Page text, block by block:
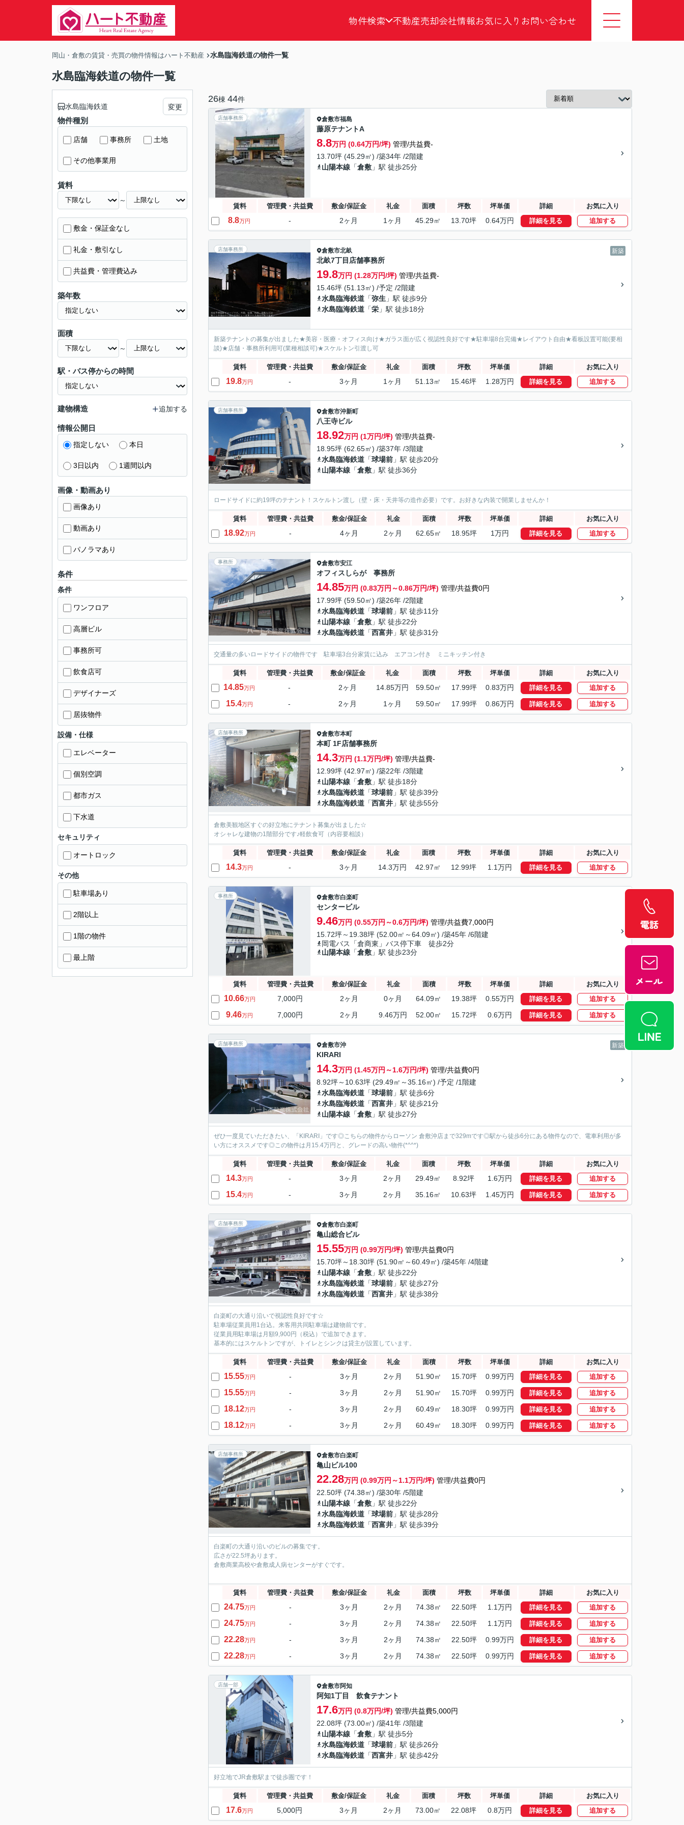
物件検索 不動産売却会社情報お気に入り お問い合わせ
岡山・倉敷の賃貸・売買の物件情報はハート不動産 水島臨海鉄道の物件一覧
水島臨海鉄道の物件一覧
26棟 44件
店舗事務所 倉敷市福島
藤原テナントA
8.8万円 (0.64万円/坪) 管理/共益費-
13.70坪 (45.29㎡) /築34年 /2階建
山陽本線 「倉敷 」駅 徒歩25分
賃料 管理費・共益費 敷金/保証金 礼金 面積 坪数 坪単価 詳細 お気に入り
8.8万円 - 2ヶ月 1ヶ月 45.29㎡ 13.70坪 0.64万円 詳細を見る 追加する
店舗事務所 新築
倉敷市北畝
北畝7丁目店舗事務所
19.8万円 (1.28万円/坪) 管理/共益費-
15.46坪 (51.13㎡) /予定 /2階建
水島臨海鉄道 「弥生 」駅 徒歩9分
水島臨海鉄道 「栄 」駅 徒歩18分
新築テナントの募集が出ました★美容・医療・オフィス向け★ガラス面が広く視認性良好です★駐車場8台完備★レイアウト自由★看板設置可能(要相
談)★店舗・事務所利用可(業種相談可)★スケルトン引渡し可
賃料 管理費・共益費 敷金/保証金 礼金 面積 坪数 坪単価 詳細 お気に入り
19.8万円 - 3ヶ月 1ヶ月 51.13㎡ 15.46坪 1.28万円 詳細を見る 追加する
店舗事務所 倉敷市沖新町
八王寺ビル
18.92万円 (1万円/坪) 管理/共益費-
18.95坪 (62.65㎡) /築37年 /3階建
水島臨海鉄道 「球場前 」駅 徒歩20分
山陽本線 「倉敷 」駅 徒歩36分
ロードサイドに約19坪のテナント！スケルトン渡し（壁・床・天井等の造作必要）です。お好きな内装で開業しませんか！
賃料 管理費・共益費 敷金/保証金 礼金 面積 坪数 坪単価 詳細 お気に入り
18.92万円 - 4ヶ月 2ヶ月 62.65㎡ 18.95坪 1万円 詳細を見る 追加する
事務所 倉敷市安江
オフィスしらが 事務所
14.85万円 (0.83万円～0.86万円/坪) 管理/共益費0円
17.99坪 (59.50㎡) /築26年 /2階建
水島臨海鉄道 「球場前 」駅 徒歩11分
山陽本線 「倉敷 」駅 徒歩22分
水島臨海鉄道 「西富井 」駅 徒歩31分
交通量の多いロードサイドの物件です 駐車場3台分家賃に込み エアコン付き ミニキッチン付き
賃料 管理費・共益費 敷金/保証金 礼金 面積 坪数 坪単価 詳細 お気に入り
14.85万円 - 2ヶ月 14.85万円 59.50㎡ 17.99坪 0.83万円 詳細を見る 追加する
15.4万円 - 2ヶ月 1ヶ月 59.50㎡ 17.99坪 0.86万円 詳細を見る 追加する
店舗事務所 倉敷市本町
本町 1F店舗事務所
14.3万円 (1.1万円/坪) 管理/共益費-
12.99坪 (42.97㎡) /築22年 /3階建
山陽本線 「倉敷 」駅 徒歩18分
水島臨海鉄道 「球場前 」駅 徒歩39分
水島臨海鉄道 「西富井 」駅 徒歩55分
倉敷美観地区すぐの好立地にテナント募集が出ました☆
オシャレな建物の1階部分です♪軽飲食可（内容要相談）
賃料 管理費・共益費 敷金/保証金 礼金 面積 坪数 坪単価 詳細 お気に入り
14.3万円 - 3ヶ月 14.3万円 42.97㎡ 12.99坪 1.1万円 詳細を見る 追加する
事務所 倉敷市白楽町
センタービル
9.46万円 (0.55万円～0.6万円/坪) 管理/共益費7,000円
15.72坪～19.38坪 (52.00㎡～64.09㎡) /築45年 /6階建
岡電バス「倉商東」バス停下車 徒歩2分
山陽本線 「倉敷 」駅 徒歩23分
賃料 管理費・共益費 敷金/保証金 礼金 面積 坪数 坪単価 詳細 お気に入り
10.66万円 7,000円 2ヶ月 0ヶ月 64.09㎡ 19.38坪 0.55万円 詳細を見る 追加する
9.46万円 7,000円 2ヶ月 9.46万円 52.00㎡ 15.72坪 0.6万円 詳細を見る 追加する
店舗事務所 新築
倉敷市沖
KIRARI
14.3万円 (1.45万円～1.6万円/坪) 管理/共益費0円
8.92坪～10.63坪 (29.49㎡～35.16㎡) /予定 /1階建
水島臨海鉄道 「球場前 」駅 徒歩6分
水島臨海鉄道 「西富井 」駅 徒歩21分
山陽本線 「倉敷 」駅 徒歩27分
ぜひ一度見ていただきたい、「KIRARI」です◎こちらの物件からローソン 倉敷沖店まで329mです◎駅から徒歩6分にある物件なので、電車利用が多
い方にオススメです◎この物件は月15.4万円と、グレードの高い物件(*^^*)
賃料 管理費・共益費 敷金/保証金 礼金 面積 坪数 坪単価 詳細 お気に入り
14.3万円 - 3ヶ月 2ヶ月 29.49㎡ 8.92坪 1.6万円 詳細を見る 追加する
15.4万円 - 3ヶ月 2ヶ月 35.16㎡ 10.63坪 1.45万円 詳細を見る 追加する
店舗事務所 倉敷市白楽町
亀山総合ビル
15.55万円 (0.99万円/坪) 管理/共益費0円
15.70坪～18.30坪 (51.90㎡～60.49㎡) /築45年 /4階建
山陽本線 「倉敷 」駅 徒歩22分
水島臨海鉄道 「球場前 」駅 徒歩27分
水島臨海鉄道 「西富井 」駅 徒歩38分
白楽町の大通り沿いで視認性良好です☆
駐車場従業員用1台込。来客用共同駐車場は建物前です。
従業員用駐車場は月額9,900円（税込）で追加できます。
基本的にはスケルトンですが、トイレとシンクは貸主が設置しています。
賃料 管理費・共益費 敷金/保証金 礼金 面積 坪数 坪単価 詳細 お気に入り
15.55万円 - 3ヶ月 2ヶ月 51.90㎡ 15.70坪 0.99万円 詳細を見る 追加する
15.55万円 - 3ヶ月 2ヶ月 51.90㎡ 15.70坪 0.99万円 詳細を見る 追加する
18.12万円 - 3ヶ月 2ヶ月 60.49㎡ 18.30坪 0.99万円 詳細を見る 追加する
18.12万円 - 3ヶ月 2ヶ月 60.49㎡ 18.30坪 0.99万円 詳細を見る 追加する
店舗事務所 倉敷市白楽町
亀山ビル100
22.28万円 (0.99万円～1.1万円/坪) 管理/共益費0円
22.50坪 (74.38㎡) /築30年 /5階建
山陽本線 「倉敷 」駅 徒歩22分
水島臨海鉄道 「球場前 」駅 徒歩28分
水島臨海鉄道 「西富井 」駅 徒歩39分
白楽町の大通り沿いのビルの募集です。
広さが22.5坪あります。
倉敷商業高校や倉敷成人病センターがすぐです。
賃料 管理費・共益費 敷金/保証金 礼金 面積 坪数 坪単価 詳細 お気に入り
24.75万円 - 3ヶ月 2ヶ月 74.38㎡ 22.50坪 1.1万円 詳細を見る 追加する
24.75万円 - 3ヶ月 2ヶ月 74.38㎡ 22.50坪 1.1万円 詳細を見る 追加する
22.28万円 - 3ヶ月 2ヶ月 74.38㎡ 22.50坪 0.99万円 詳細を見る 追加する
22.28万円 - 3ヶ月 2ヶ月 74.38㎡ 22.50坪 0.99万円 詳細を見る 追加する
店舗一部 倉敷市阿知
阿知1丁目 飲食テナント
17.6万円 (0.8万円/坪) 管理/共益費5,000円
22.08坪 (73.00㎡) /築41年 /3階建
山陽本線 「倉敷 」駅 徒歩5分
水島臨海鉄道 「球場前 」駅 徒歩26分
水島臨海鉄道 「西富井 」駅 徒歩42分
好立地でJR倉敷駅まで徒歩圏です！
賃料 管理費・共益費 敷金/保証金 礼金 面積 坪数 坪単価 詳細 お気に入り
17.6万円 5,000円 3ヶ月 2ヶ月 73.00㎡ 22.08坪 0.8万円 詳細を見る 追加する
水島臨海鉄道 変更
物件種別
店舗 事務所 土地
その他事業用
賃料
～
敷金・保証金なし
礼金・敷引なし
共益費・管理費込み
築年数
面積
～
駅・バス停からの時間
建物構造 追加する
情報公開日
指定しない 本日
3日以内 1週間以内
画像・動画あり
画像あり
動画あり
パノラマあり
条件
条件
ワンフロア
高層ビル
事務所可
飲食店可
デザイナーズ
居抜物件
設備・仕様
エレベーター
個別空調
都市ガス
下水道
セキュリティ
オートロック
その他
駐車場あり
2階以上
1階の物件
最上階